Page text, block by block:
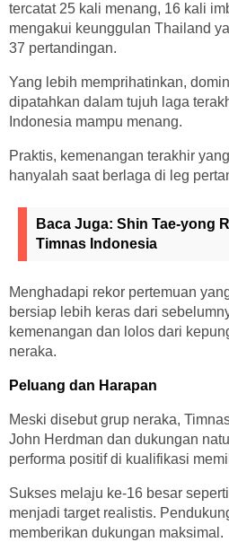
tercatat 25 kali menang, 16 kali
mengakui keunggulan Thailand
37 pertandingan.
Yang lebih memprihatinkan,
dipatahkan dalam tujuh laga
Indonesia mampu menang.
Praktis, kemenangan terakhir
hanyalah saat berlaga di leg
Baca Juga: Shin Tae-yong
Timnas Indonesia
Menghadapi rekor pertemuan
bersiap lebih keras dari
kemenangan dan lolos dari
neraka.
Peluang dan Harapan
Meski disebut grup neraka,
John Herdman dan dukungan
performa positif di kualifikasi
Sukses melaju ke-16 besar
menjadi target realistis.
memberikan dukungan maksimal.